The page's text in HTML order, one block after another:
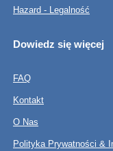
Hazard - Legalność
Dowiedz się więcej
FAQ
Kontakt
O Nas
Polityka Prywatności &